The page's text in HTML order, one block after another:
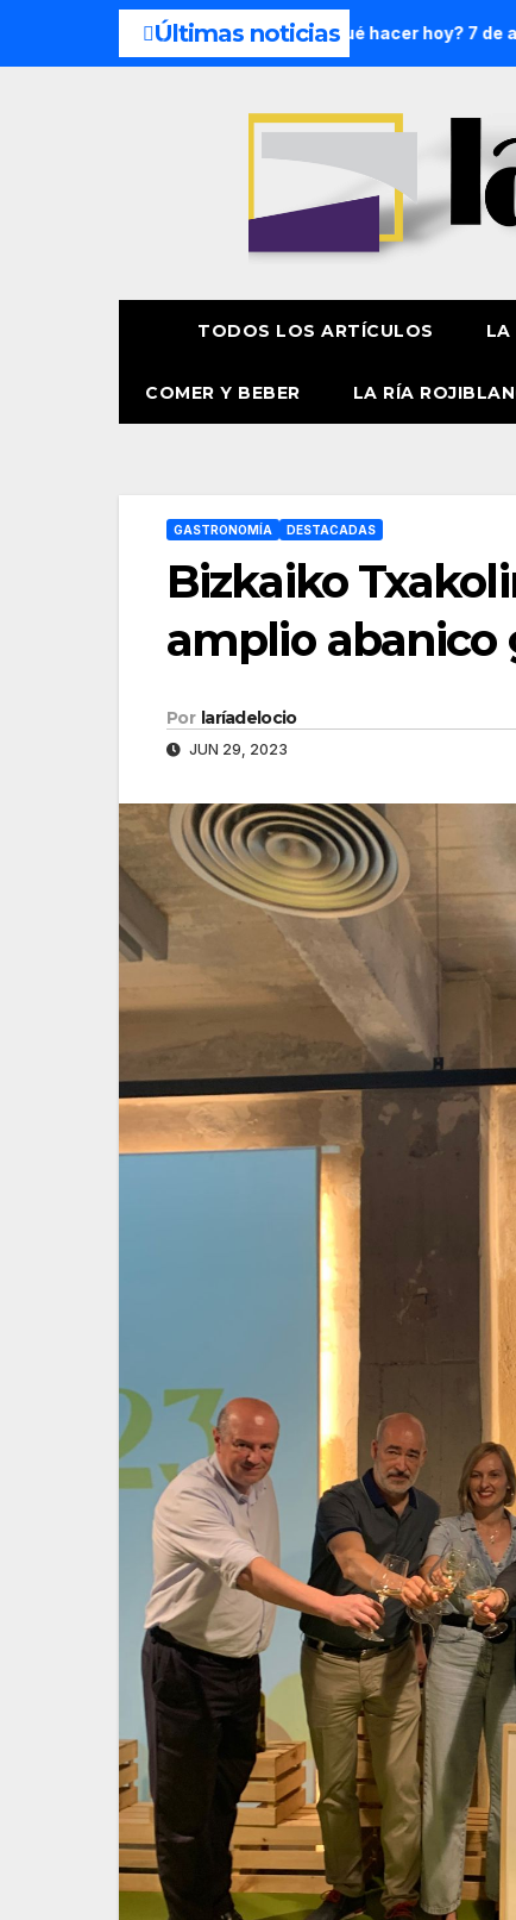
Últimas noticias
8 y 9 de agosto ¿Qué hacer hoy? 7 de agosto
TODOS LOS ARTÍCULOS LA
COMER Y BEBER LA RÍA
GASTRONOMÍA DESTACADAS
Bizkaiko
amplio
Por laríadelocio
JUN 29, 2023